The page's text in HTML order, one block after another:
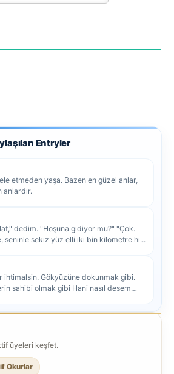
Entryler
etmeden yaşa. Bazen en güzel anlar,
anlardır.
dedim. "Hoşuna gidiyor mu?" "Çok.
seninle sekiz yüz elli iki bin kilometre hi...
ihtimalsin. Gökyüzüne dokunmak gibi.
sahibi olmak gibi Hani nasıl desem
üyeleri keşfet.
Okurlar